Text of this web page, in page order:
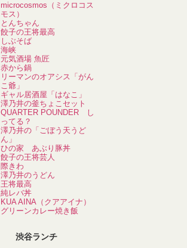
microcosmos（ミクロコス
モス）
とんちゃん
餃子の王将最高
しぶそば
海峡
元気酒場 魚匠
赤から鍋
リーマンのオアシス「がん
こ爺」
ギャル居酒屋「はなこ」
澤乃井の釜ちょこセット
QUARTER POUNDER し
ってる？
澤乃井の「ごぼう天うど
ん」
ひの家 あぶり豚丼
餃子の王将芸人
際きわ
澤乃井のうどん
王将最高
純レバ丼
KUA AINA（クアアイナ）
グリーンカレー焼き飯
渋谷ランチ